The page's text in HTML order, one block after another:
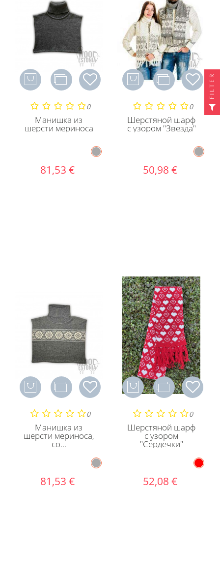
0
Манишка из
шерсти мериноса
81,53 €
0
Шерстяной шарф
с узором "Звезда"
50,98 €
0
Манишка из
шерсти мериноса,
со...
81,53 €
0
Шерстяной шарф
с узором
"Сердечки"
52,08 €
FILTER